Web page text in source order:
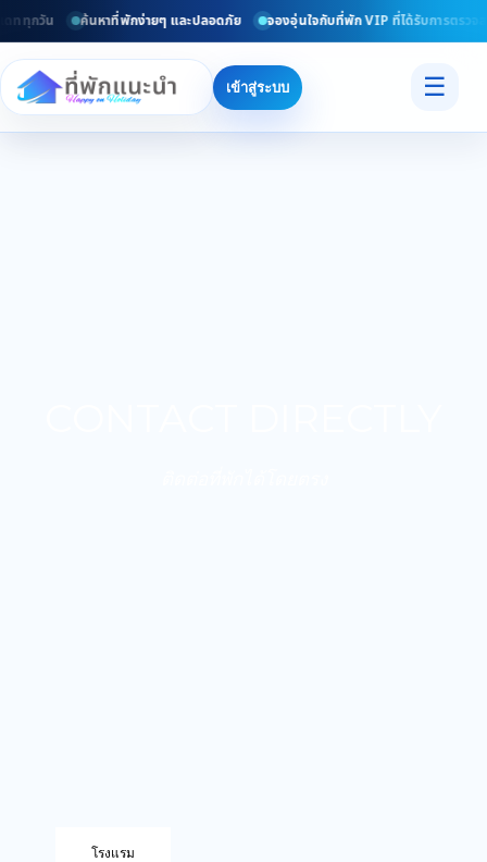
ททุกวัน ค้นหาที่พักง่ายๆ และปลอดภัย จองอุ่นใจกับที่พัก VIP ที่ได้รับการตรวจส
เข้าสู่ระบบ ☰
โรงแรม